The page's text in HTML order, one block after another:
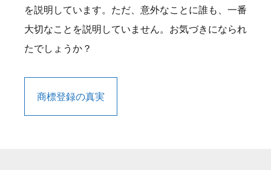
を説明しています。ただ、意外なことに誰も、一番
大切なことを説明していません。お気づきになられ
たでしょうか？
商標登録の真実